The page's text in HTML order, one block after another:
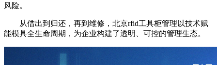
风险。
从借出到归还，再到维修，北京rfid工具柜管理以技术赋
能模具全生命周期，为企业构建了透明、可控的管理生态。